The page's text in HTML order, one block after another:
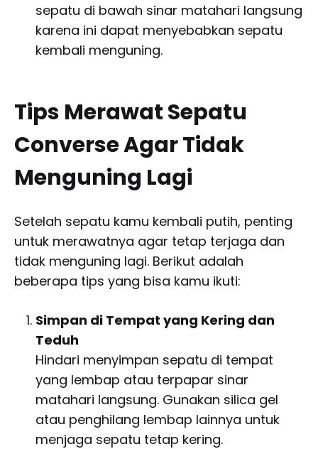
sepatu di bawah sinar matahari langsung
karena ini dapat menyebabkan sepatu
kembali menguning.
Tips Merawat Sepatu
Converse Agar Tidak
Menguning Lagi
Setelah sepatu kamu kembali putih, penting
untuk merawatnya agar tetap terjaga dan
tidak menguning lagi. Berikut adalah
beberapa tips yang bisa kamu ikuti:
Simpan di Tempat yang Kering dan
Teduh
Hindari menyimpan sepatu di tempat
yang lembap atau terpapar sinar
matahari langsung. Gunakan silica gel
atau penghilang lembap lainnya untuk
menjaga sepatu tetap kering.